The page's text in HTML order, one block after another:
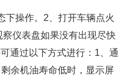
下操作。2、打开车辆点火
仪表盘如果没有出现尽快
通过以下方式进行：1、通
余机油寿命低时，显示屏